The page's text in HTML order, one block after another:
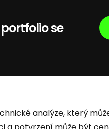
se
analýze, který